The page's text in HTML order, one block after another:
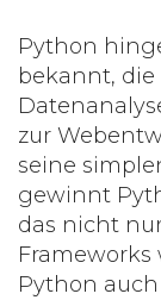
Python
bekannt,
zur
seine
gewinnt
das nicht
Python